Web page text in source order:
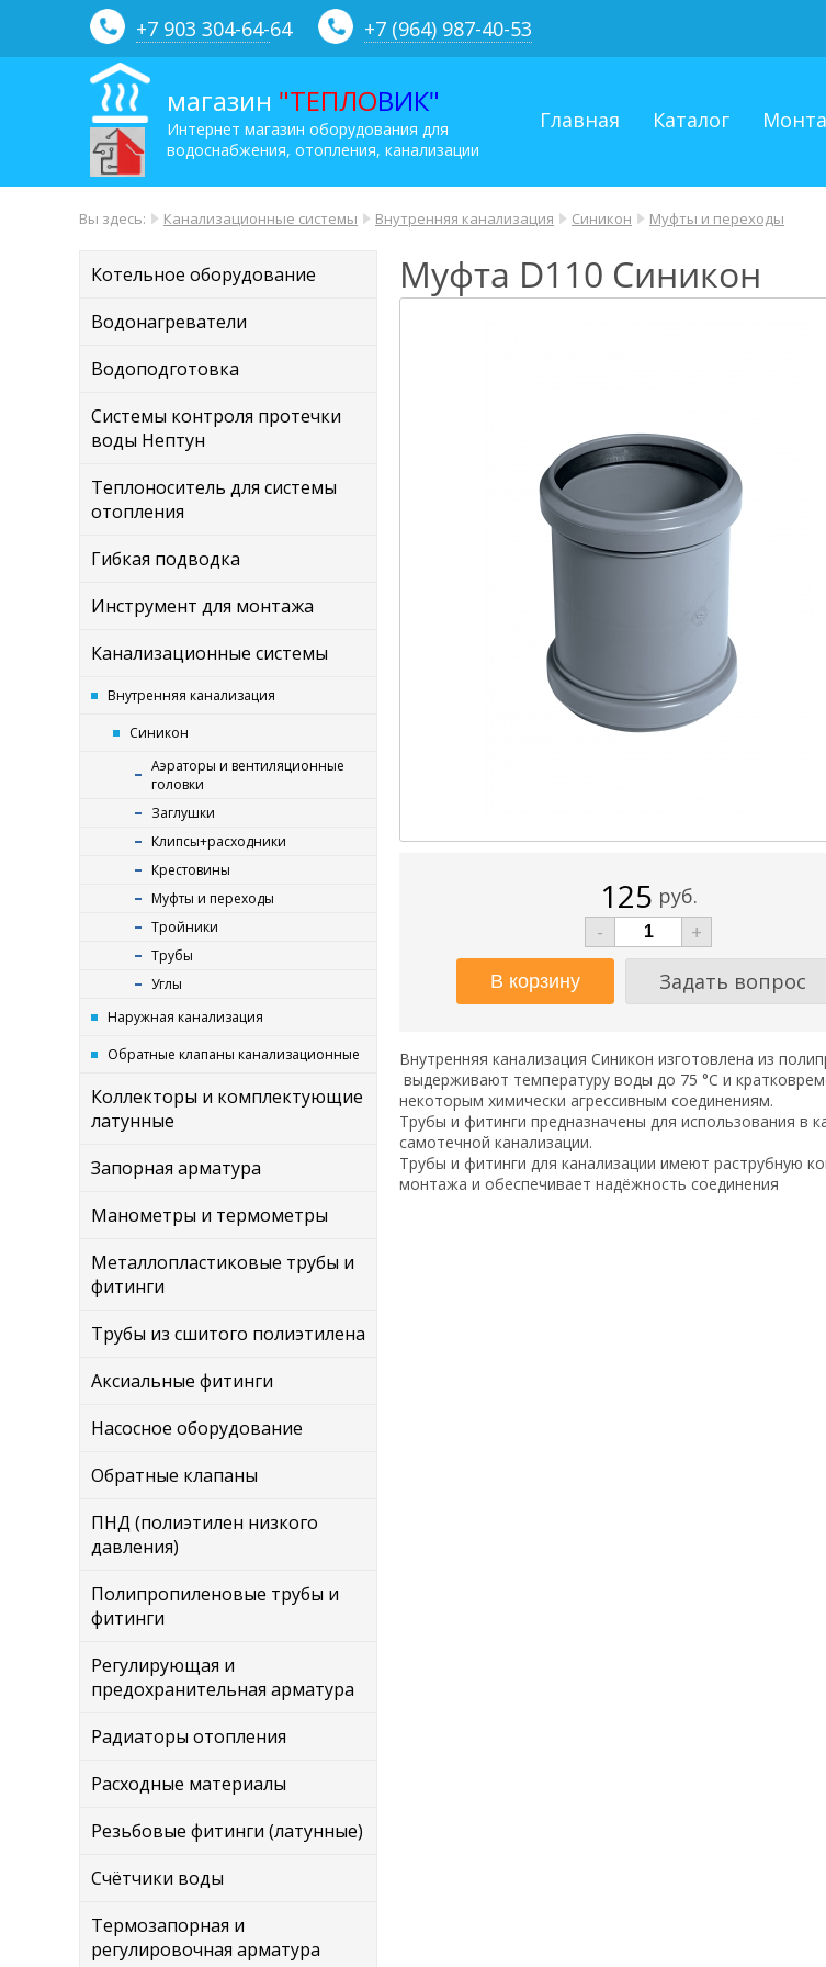
+7 903 304-64-64 +7 (964) 987-40-53
магазин "ТЕПЛОВИК"
Интернет магазин оборудования для
водоснабжения, отопления, канализации
Главная Каталог
Вы здесь: Канализационные системы Внутренняя канализация Синикон Муфты и переходы
Котельное оборудование
Водонагреватели
Водоподготовка
Системы контроля протечки
воды Нептун
Теплоноситель для системы
отопления
Гибкая подводка
Инструмент для монтажа
Канализационные системы
Внутренняя канализация
Синикон
Аэраторы и вентиляционные
головки
Заглушки
Клипсы+расходники
Крестовины
Муфты и переходы
Тройники
Трубы
Углы
Наружная канализация
Обратные клапаны канализационные
Коллекторы и комплектующие
латунные
Запорная арматура
Манометры и термометры
Металлопластиковые трубы и
фитинги
Трубы из сшитого полиэтилена
Аксиальные фитинги
Насосное оборудование
Обратные клапаны
ПНД (полиэтилен низкого
давления)
Полипропиленовые трубы и
фитинги
Регулирующая и
предохранительная арматура
Радиаторы отопления
Расходные материалы
Резьбовые фитинги (латунные)
Счётчики воды
Термозапорная и
регулировочная арматура
Муфта D110 Синикон
125 руб.
-
+
Задать вопрос
Внутренняя канализация Синикон изготовлена из
выдерживают температуру воды до 75 °С и
некоторым химически агрессивным соединениям.
Трубы и фитинги предназначены для использования в
самотечной канализации.
Трубы и фитинги для канализации имеют раструбную
монтажа и обеспечивает надёжность соединения